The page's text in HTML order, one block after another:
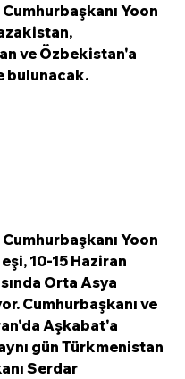
Yoon
ve Özbekistan'a
bulunacak.
Yoon
10-15 Haziran
Orta Asya
Cumhurbaşkanı ve
Aşkabat'a
gün Türkmenistan
Serdar